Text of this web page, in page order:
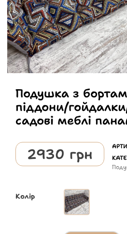
Подушка з
піддони/
садові меблі
2930 грн
Колір